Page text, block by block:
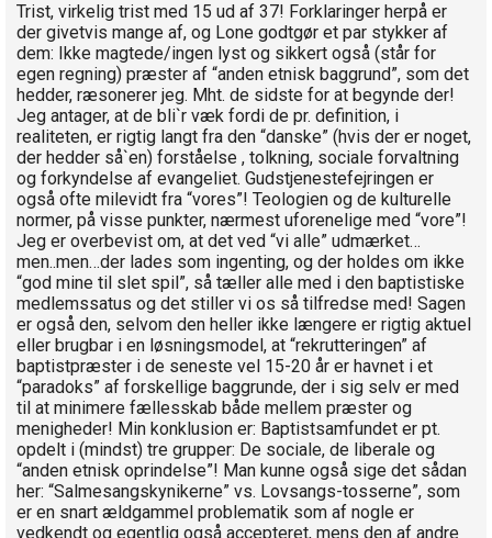
Trist, virkelig trist med 15 ud af 37! Forklaringer herpå er
der givetvis mange af, og Lone godtgør et par stykker af
dem: Ikke magtede/ingen lyst og sikkert også (står for
egen regning) præster af “anden etnisk baggrund”, som det
hedder, ræsonerer jeg. Mht. de sidste for at begynde der!
Jeg antager, at de bli`r væk fordi de pr. definition, i
realiteten, er rigtig langt fra den “danske” (hvis der er noget,
der hedder så`en) forståelse , tolkning, sociale forvaltning
og forkyndelse af evangeliet. Gudstjenestefejringen er
også ofte milevidt fra “vores”! Teologien og de kulturelle
normer, på visse punkter, nærmest uforenelige med “vore”!
Jeg er overbevist om, at det ved “vi alle” udmærket…
men..men…der lades som ingenting, og der holdes om ikke
“god mine til slet spil”, så tæller alle med i den baptistiske
medlemssatus og det stiller vi os så tilfredse med! Sagen
er også den, selvom den heller ikke længere er rigtig aktuel
eller brugbar i en løsningsmodel, at “rekrutteringen” af
baptistpræster i de seneste vel 15-20 år er havnet i et
“paradoks” af forskellige baggrunde, der i sig selv er med
til at minimere fællesskab både mellem præster og
menigheder! Min konklusion er: Baptistsamfundet er pt.
opdelt i (mindst) tre grupper: De sociale, de liberale og
“anden etnisk oprindelse”! Man kunne også sige det sådan
her: “Salmesangskynikerne” vs. Lovsangs-tosserne”, som
er en snart ældgammel problematik som af nogle er
vedkendt og egentlig også accepteret, mens den af andre